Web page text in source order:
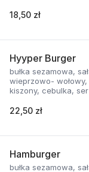
18,50 zł
Hyyper Burger
bułka sezamowa,
wieprzowo- wołowy, bekon, sałata, ogórek
kiszony, cebulka, ser
22,50 zł
Hamburger
bułka sezamowa, sałata,